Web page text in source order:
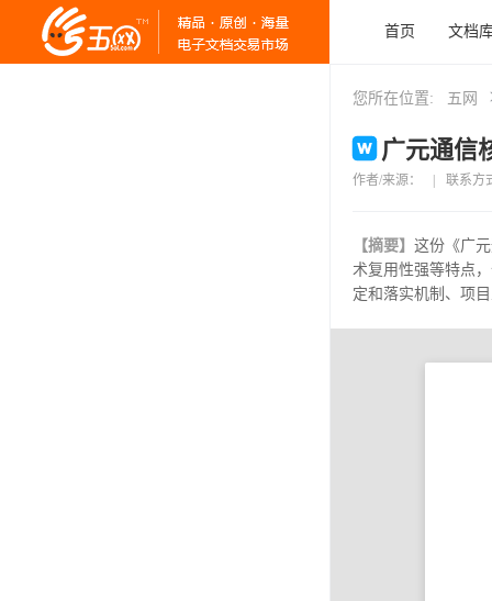
首页 文档
您所在位置: 五网
广元通信
作者/来源： 联系方
【摘要】 这份《广
术复用性强等特点
定和落实机制、项